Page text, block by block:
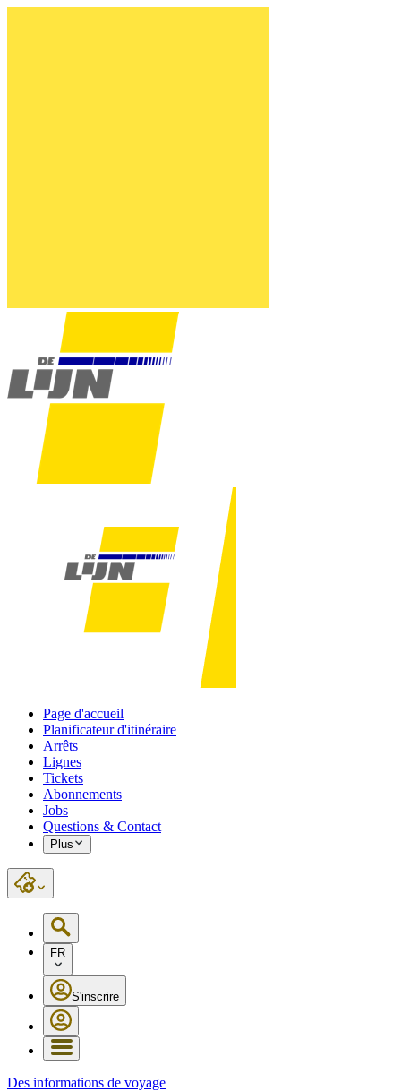
Page d'accueil
Planificateur d'itinéraire
Arrêts
Lignes
Tickets
Abonnements
Jobs
Questions & Contact
Plus
FR
S'inscrire
Des informations de voyage